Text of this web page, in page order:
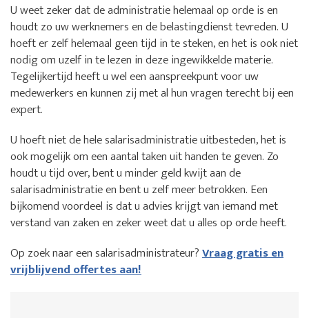
U weet zeker dat de administratie helemaal op orde is en
houdt zo uw werknemers en de belastingdienst tevreden. U
hoeft er zelf helemaal geen tijd in te steken, en het is ook niet
nodig om uzelf in te lezen in deze ingewikkelde materie.
Tegelijkertijd heeft u wel een aanspreekpunt voor uw
medewerkers en kunnen zij met al hun vragen terecht bij een
expert.
U hoeft niet de hele salarisadministratie uitbesteden, het is
ook mogelijk om een aantal taken uit handen te geven. Zo
houdt u tijd over, bent u minder geld kwijt aan de
salarisadministratie en bent u zelf meer betrokken. Een
bijkomend voordeel is dat u advies krijgt van iemand met
verstand van zaken en zeker weet dat u alles op orde heeft.
Op zoek naar een salarisadministrateur?Vraag gratis en
vrijblijvend offertes aan!